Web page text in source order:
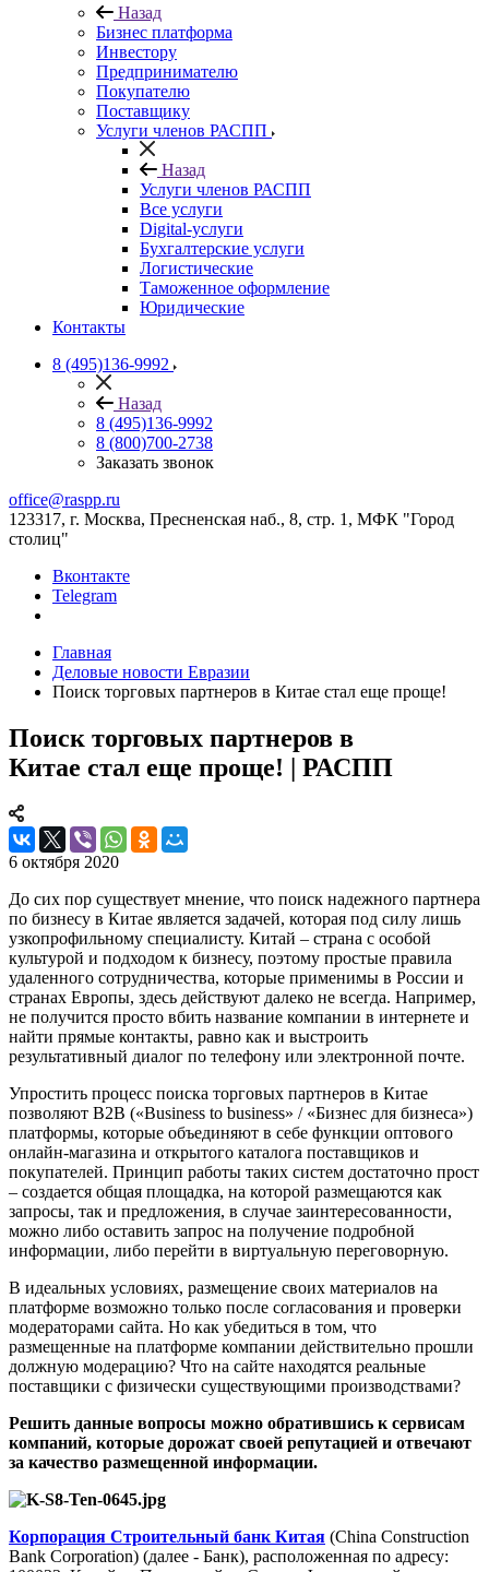
Назад
Бизнес платформа
Инвестору
Предпринимателю
Покупателю
Поставщику
Услуги членов РАСПП
Назад
Услуги членов РАСПП
Все услуги
Digital-услуги
Бухгалтерские услуги
Логистические
Таможенное оформление
Юридические
Контакты
8 (495)136-9992
Назад
8 (495)136-9992
8 (800)700-2738
Заказать звонок
office@raspp.ru
123317, г. Москва, Пресненская наб., 8, стр. 1, МФК "Город
столиц"
Вконтакте
Telegram
Главная
Деловые новости Евразии
Поиск торговых партнеров в Китае стал еще проще!
Поиск торговых партнеров в
Китае стал еще проще! | РАСПП
6 октября 2020
До сих пор существует мнение, что поиск надежного партнера
по бизнесу в Китае является задачей, которая под силу лишь
узкопрофильному специалисту. Китай – страна с особой
культурой и подходом к бизнесу, поэтому простые правила
удаленного сотрудничества, которые применимы в России и
странах Европы, здесь действуют далеко не всегда. Например,
не получится просто вбить название компании в интернете и
найти прямые контакты, равно как и выстроить
результативный диалог по телефону или электронной почте.
Упростить процесс поиска торговых партнеров в Китае
позволяют В2В («Business to business» / «Бизнес для бизнеса»)
платформы, которые объединяют в себе функции оптового
онлайн-магазина и открытого каталога поставщиков и
покупателей. Принцип работы таких систем достаточно прост
– создается общая площадка, на которой размещаются как
запросы, так и предложения, в случае заинтересованности,
можно либо оставить запрос на получение подробной
информации, либо перейти в виртуальную переговорную.
В идеальных условиях, размещение своих материалов на
платформе возможно только после согласования и проверки
модераторами сайта. Но как убедиться в том, что
размещенные на платформе компании действительно прошли
должную модерацию? Что на сайте находятся реальные
поставщики с физически существующими производствами?
Решить данные вопросы можно обратившись к сервисам
компаний, которые дорожат своей репутацией и отвечают
за качество размещенной информации.
Корпорация Строительный банк Китая (China Construction
Bank Corporation) (далее - Банк), расположенная по адресу: